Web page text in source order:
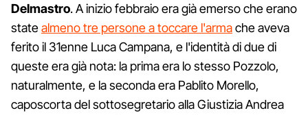
Delmastro. A inizio febbraio era già emerso che erano
statealmeno tre persone a toccare l'armache aveva
ferito il 31enne Luca Campana, e l'identità di due di
queste era già nota: la prima era lo stesso Pozzolo,
naturalmente, e la seconda era Pablito Morello,
caposcorta del sottosegretario alla Giustizia Andrea